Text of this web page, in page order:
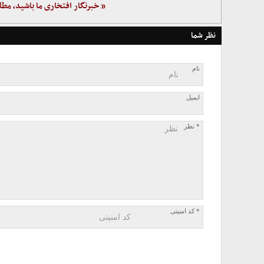
« خبرنگار افتخاری ما باشید،
نظر شما
نام
ایمیل
* نظر
* کد امنیتی